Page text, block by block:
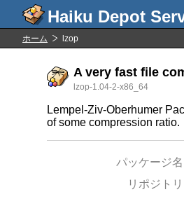
ホーム lzop
A very fast file
lzop-1.04-2-x86_64
Lempel-Ziv-Oberhumer
of some compression ratio.
パッケージ名
リポジトリ